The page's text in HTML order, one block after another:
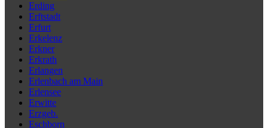
Erding
Erftstadt
Erfurt
Erkelenz
Erkner
Erkrath
Erlangen
Erlenbach am Main
Erlensee
Erwitte
Erzgeb.
Eschborn